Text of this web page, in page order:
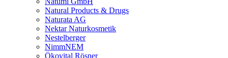
Natural Products & Drugs
Naturata AG
Nektar Naturkosmetik
Nestelberger
NimmNEM
Ökovital Rösner